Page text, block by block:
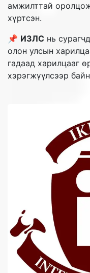
амжилттай
хүртсэн.
📌 ИЗЛС нь
олон улсын
гадаад харилцааг
хэрэгжүүлсээр